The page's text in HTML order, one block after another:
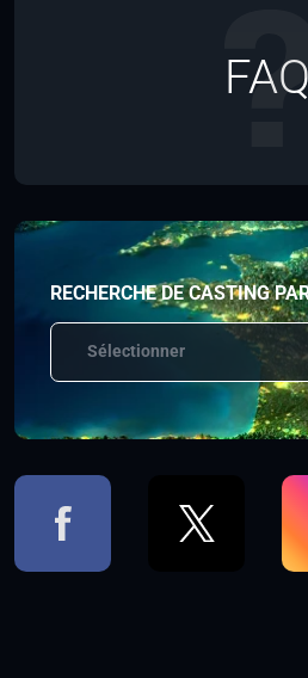
FAQ
RECHERCHE DE CASTING
Sélectionner